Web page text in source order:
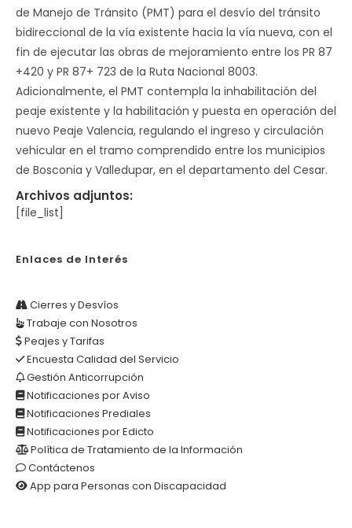
de Manejo de Tránsito (PMT) para el desvío del tránsito
bidireccional de la vía existente hacia la vía nueva, con el
fin de ejecutar las obras de mejoramiento entre los PR 87
+420 y PR 87+ 723 de la Ruta Nacional 8003.
Adicionalmente, el PMT contempla la inhabilitación del
peaje existente y la habilitación y puesta en operación del
nuevo Peaje Valencia, regulando el ingreso y circulación
vehicular en el tramo comprendido entre los municipios
de Bosconia y Valledupar, en el departamento del Cesar.
Archivos adjuntos:
[file_list]
Enlaces de Interés
Cierres y Desvíos
Trabaje con Nosotros
Peajes y Tarifas
Encuesta Calidad del Servicio
Gestión Anticorrupción
Notificaciones por Aviso
Notificaciones Prediales
Notificaciones por Edicto
Política de Tratamiento de la Información
Contáctenos
App para Personas con Discapacidad